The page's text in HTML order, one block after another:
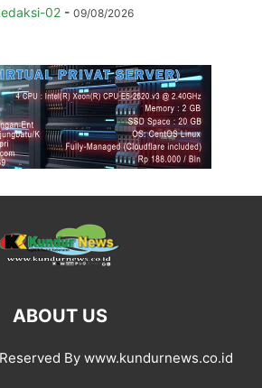
02 - 09/08/2026
ABOUT US
By www.kundurnews.co.id